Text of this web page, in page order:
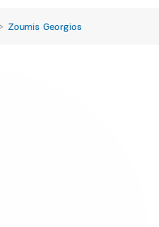
Zoumis Georgios